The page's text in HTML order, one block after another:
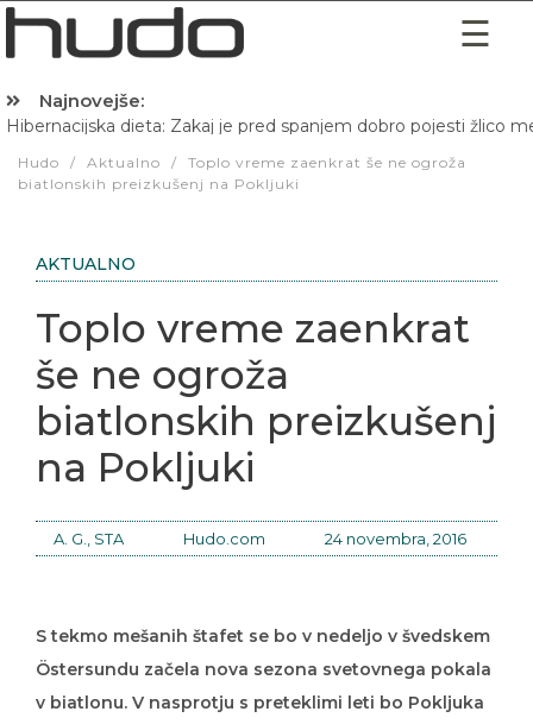
Najnovejše:
Hibernacijska dieta: Zakaj je pred spanjem dobro pojesti žlico
Hudo / Aktualno /
Toplo vreme zaenkrat še ne ogroža
biatlonskih preizkušenj na Pokljuki
AKTUALNO
Toplo vreme zaenkrat
še ne ogroža
biatlonskih preizkušenj
na Pokljuki
A. G., STA Hudo.com 24 novembra, 2016
S tekmo mešanih štafet se bo v nedeljo v švedskem
Östersundu začela nova sezona svetovnega pokala
v biatlonu. V nasprotju s preteklimi leti bo Pokljuka